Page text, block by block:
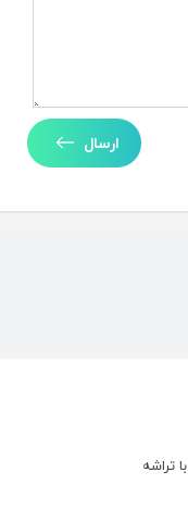
هواوی از میت‌بوک فولد 2026 با تراشه
ارسال